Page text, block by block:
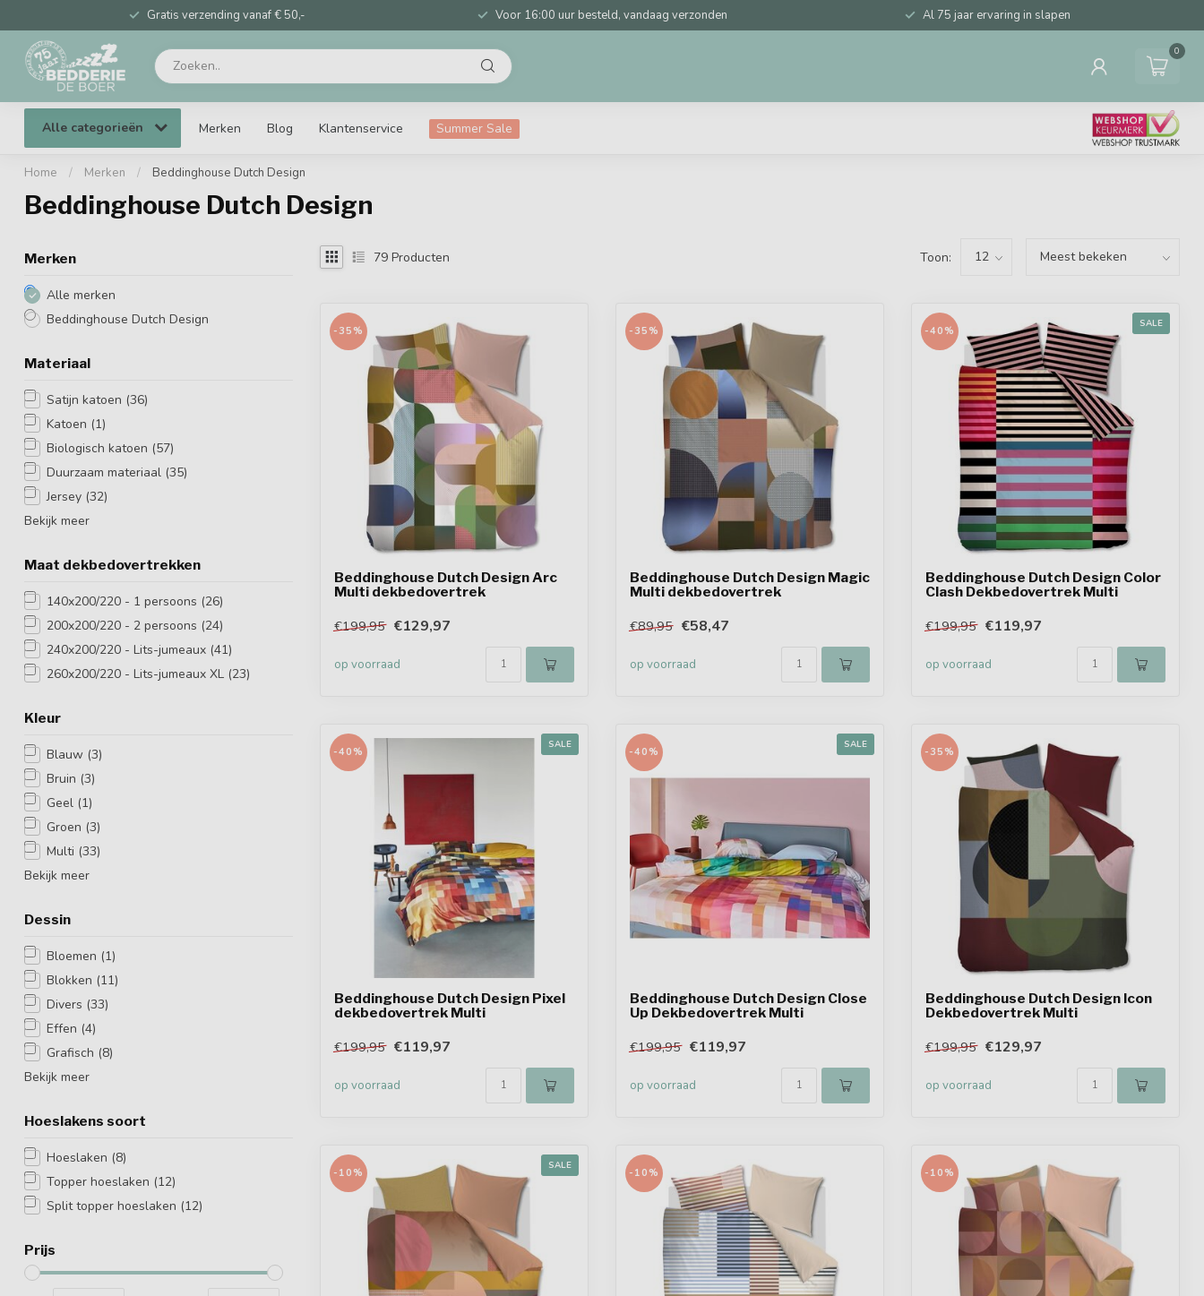
Gratis verzending vanaf € 50,- Voor 16:00 uur besteld, vandaag verzonden Al 75 jaar ervaring in slapen
0
Alle categorieën Merken Blog Klantenservice Summer Sale
Home / Merken / Beddinghouse Dutch Design
Beddinghouse Dutch Design
Merken
Alle merken
Beddinghouse Dutch Design
Materiaal
Satijn katoen (36)
Katoen (1)
Biologisch katoen (57)
Duurzaam materiaal (35)
Jersey (32)
Bekijk meer
Maat dekbedovertrekken
140x200/220 - 1 persoons (26)
200x200/220 - 2 persoons (24)
240x200/220 - Lits-jumeaux (41)
260x200/220 - Lits-jumeaux XL (23)
Kleur
Blauw (3)
Bruin (3)
Geel (1)
Groen (3)
Multi (33)
Bekijk meer
Dessin
Bloemen (1)
Blokken (11)
Divers (33)
Effen (4)
Grafisch (8)
Bekijk meer
Hoeslakens soort
Hoeslaken (8)
Topper hoeslaken (12)
Split topper hoeslaken (12)
Prijs
79 Producten Toon:
-35%
Beddinghouse Dutch Design Arc
Multi dekbedovertrek
€199,95 €129,97
op voorraad
-35%
Beddinghouse Dutch Design Magic
Multi dekbedovertrek
€89,95 €58,47
op voorraad
SALE
-40%
Beddinghouse Dutch Design Color
Clash Dekbedovertrek Multi
€199,95 €119,97
op voorraad
SALE
-40%
Beddinghouse Dutch Design Pixel
dekbedovertrek Multi
€199,95 €119,97
op voorraad
SALE
-40%
Beddinghouse Dutch Design Close
Up Dekbedovertrek Multi
€199,95 €119,97
op voorraad
-35%
Beddinghouse Dutch Design Icon
Dekbedovertrek Multi
€199,95 €129,97
op voorraad
SALE
-10% -10% -10%